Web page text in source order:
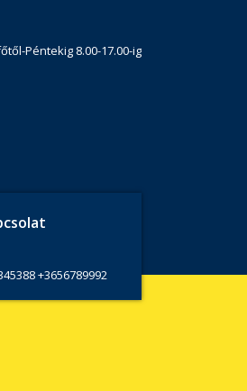
Péntekig 8.00-17.00-ig
+3656789992